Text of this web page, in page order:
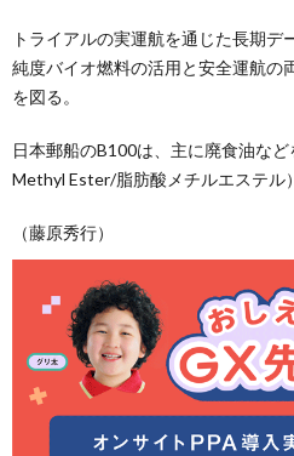
トライアルの実運航を通じた長期
純度バイオ燃料の活用と安全運航の
を図る。
日本郵船のB100は、主に廃食油な
Methyl Ester/脂肪酸メチルエステル
（藤原秀行）